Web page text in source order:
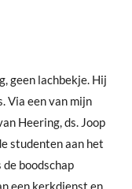
geen lachbekje. Hij
Via een van mijn
Heering, ds. Joop
studenten aan het
boodschap
een kerkdienst en